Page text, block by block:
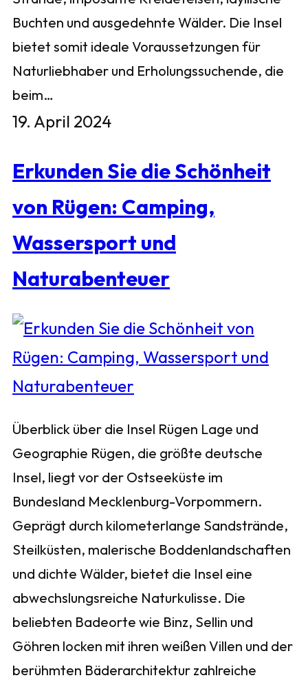
Buchten und ausgedehnte Wälder. Die Insel
bietet somit ideale Voraussetzungen für
Naturliebhaber und Erholungssuchende, die
beim…
19. April 2024
Erkunden Sie die Schönheit
von Rügen: Camping,
Wassersport und
Naturabenteuer
Überblick über die Insel Rügen Lage und
Geographie Rügen, die größte deutsche
Insel, liegt vor der Ostseeküste im
Bundesland Mecklenburg-Vorpommern.
Geprägt durch kilometerlange Sandstrände,
Steilküsten, malerische Boddenlandschaften
und dichte Wälder, bietet die Insel eine
abwechslungsreiche Naturkulisse. Die
beliebten Badeorte wie Binz, Sellin und
Göhren locken mit ihren weißen Villen und der
berühmten Bäderarchitektur zahlreiche